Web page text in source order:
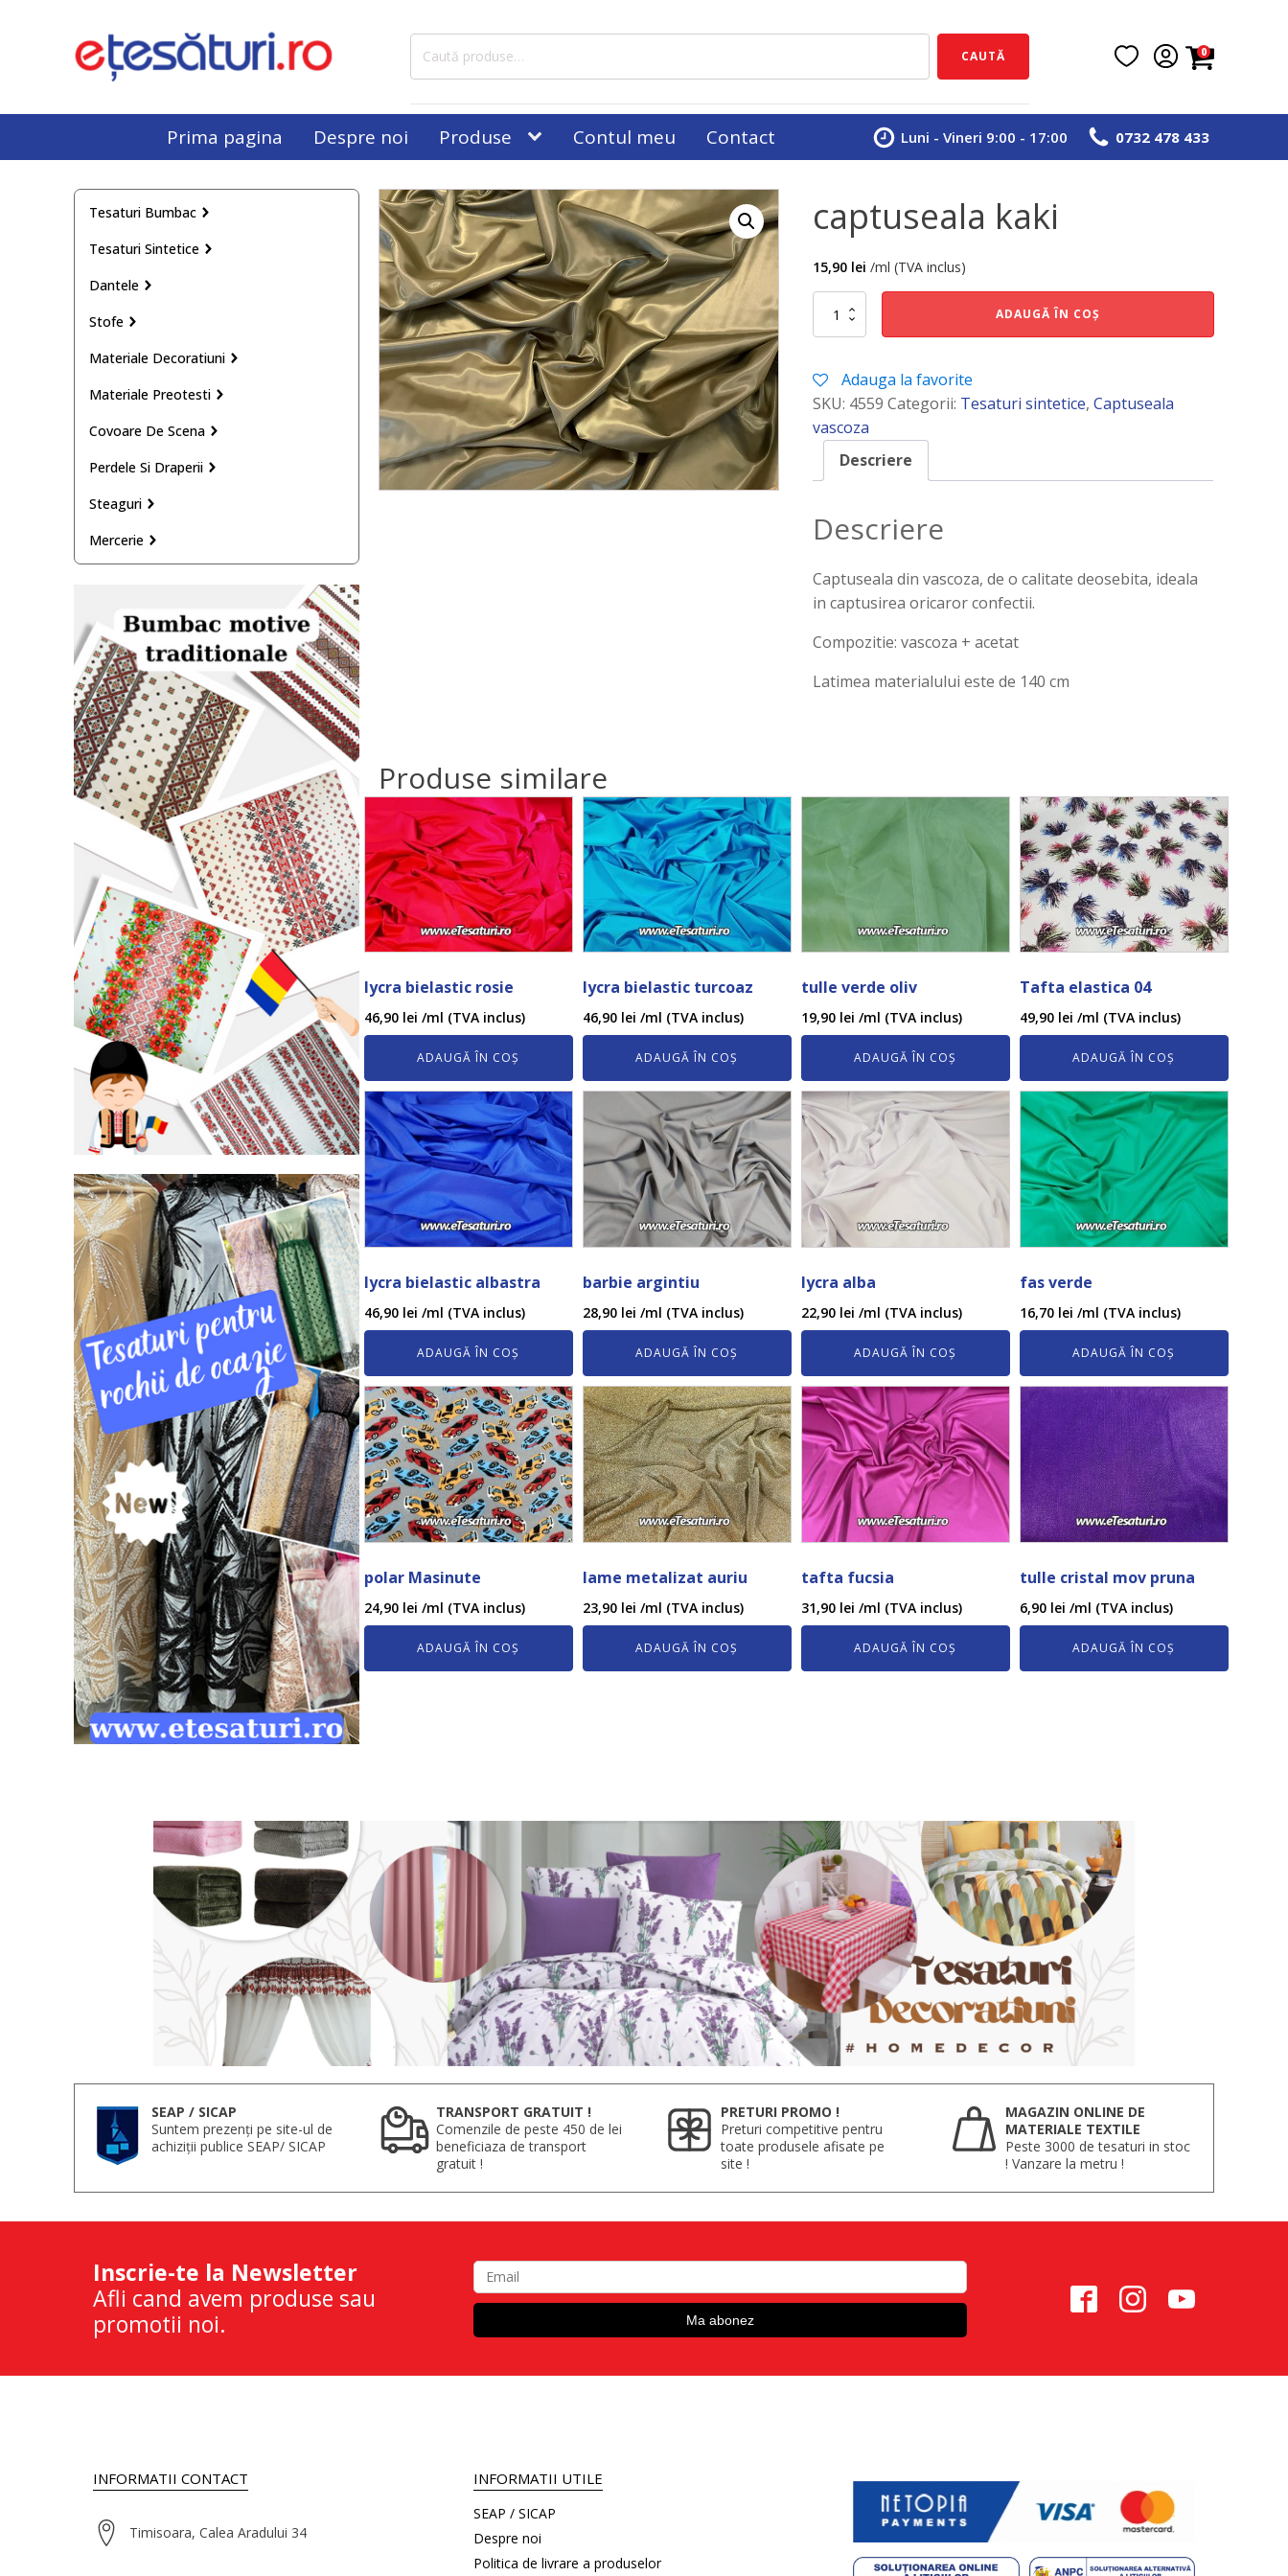
Caută
CAUTĂ 0
Prima pagina Despre noi Produse Contul meu Contact Luni - Vineri 9:00 - 17:00 0732 478 433
Tesaturi Bumbac
Tesaturi Sintetice
Dantele
Stofe
Materiale Decoratiuni
Materiale Preotesti
Covoare De Scena
Perdele Si Draperii
Steaguri
Mercerie
captuseala kaki
15,90 lei /ml (TVA inclus)
Cantitate
captuseala
ADAUGĂ ÎN COȘ
Adauga la favorite
SKU: 4559 Categorii: Tesaturi sintetice,Captuseala
vascoza
Descriere
Descriere
Captuseala din vascoza, de o calitate deosebita, ideala
in captusirea oricaror confectii.
Compozitie: vascoza + acetat
Latimea materialului este de 140 cm
Produse similare
lycra bielastic rosie
46,90 lei /ml (TVA inclus)
ADAUGĂ ÎN COȘ
lycra bielastic turcoaz
46,90 lei /ml (TVA inclus)
ADAUGĂ ÎN COȘ
tulle verde oliv
19,90 lei /ml (TVA inclus)
ADAUGĂ ÎN COȘ
Tafta elastica 04
49,90 lei /ml (TVA inclus)
ADAUGĂ ÎN COȘ
lycra bielastic albastra
46,90 lei /ml (TVA inclus)
ADAUGĂ ÎN COȘ
barbie argintiu
28,90 lei /ml (TVA inclus)
ADAUGĂ ÎN COȘ
lycra alba
22,90 lei /ml (TVA inclus)
ADAUGĂ ÎN COȘ
fas verde
16,70 lei /ml (TVA inclus)
ADAUGĂ ÎN COȘ
polar Masinute
24,90 lei /ml (TVA inclus)
ADAUGĂ ÎN COȘ
lame metalizat auriu
23,90 lei /ml (TVA inclus)
ADAUGĂ ÎN COȘ
tafta fucsia
31,90 lei /ml (TVA inclus)
ADAUGĂ ÎN COȘ
tulle cristal mov pruna
6,90 lei /ml (TVA inclus)
ADAUGĂ ÎN COȘ
SEAP / SICAP
Suntem prezenți pe site-ul de
achiziții publice SEAP/ SICAP
TRANSPORT GRATUIT !
Comenzile de peste 450 de lei
beneficiaza de transport
gratuit !
PRETURI PROMO !
Preturi competitive pentru
toate produsele afisate pe
site !
MAGAZIN ONLINE DE
MATERIALE TEXTILE
Peste 3000 de tesaturi in stoc
! Vanzare la metru !
Inscrie-te la Newsletter
Afli cand avem produse sau
promotii noi.
INFORMATII CONTACT
Timisoara, Calea Aradului 34
INFORMATII UTILE
SEAP / SICAP
Despre noi
Politica de livrare a produselor